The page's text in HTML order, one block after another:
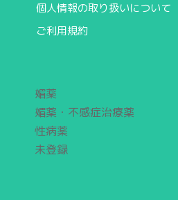
個人情報の取り扱いについて
ご利用規約
媚薬
媚薬・不感症治療薬
性病薬
未登録